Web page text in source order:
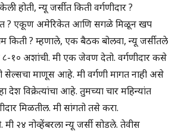
होती, न्यू जर्सीत किती वर्गणीदार ?
? एकूण अमेरिकेत आणि सगळे मिळून खप
किती ? म्हणाले, एक बैठक बोलवा, न्यू जर्सीतले
अशांची. मी एक जेवण देतो. वर्गणीदार कसे
सेल्सचा माणूस आहे. मी वर्गणी मागत नाही असे
देश विक्रेत्यांचा आहे. तुमच्या चार महिन्यांत
मिळतील. मी सांगतो तसे करा.
मी २४ नोव्हेंबरला न्यू जर्सी सोडले. तेवीस